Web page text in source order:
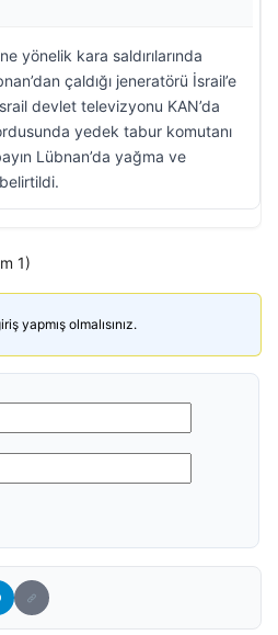
yönelik kara saldırılarında
çaldığı jeneratörü İsrail’e
devlet televizyonu KAN’da
yedek tabur komutanı
Lübnan’da yağma ve
belirtildi.
1)
yapmış olmalısınız.